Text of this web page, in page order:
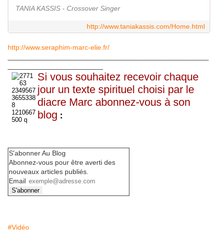
TANIA KASSIS - Crossover Singer
http://www.taniakassis.com/Home.html
http://www.seraphim-marc-elie.fr/
Si vous souhaitez recevoir chaque
jour un texte spirituel choisi par le
diacre Marc abonnez-vous à son
blog :
S'abonner Au Blog
Abonnez-vous pour être averti des
nouveaux articles publiés.
Email
#Vidéo